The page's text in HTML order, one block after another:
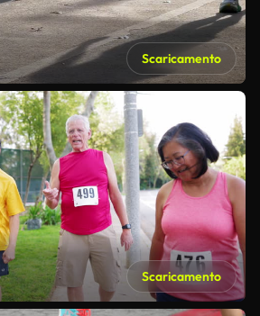
Scaricamento
Scaricamento